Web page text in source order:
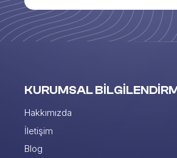
KURUMSAL
Hakkımızda
İletişim
Blog